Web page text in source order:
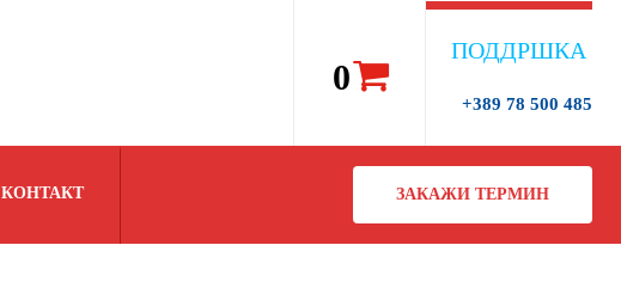
0
ПОДДРШКА
+389 78 500 485
ЗАКАЖИ ТЕРМИН
КОНТАКТ